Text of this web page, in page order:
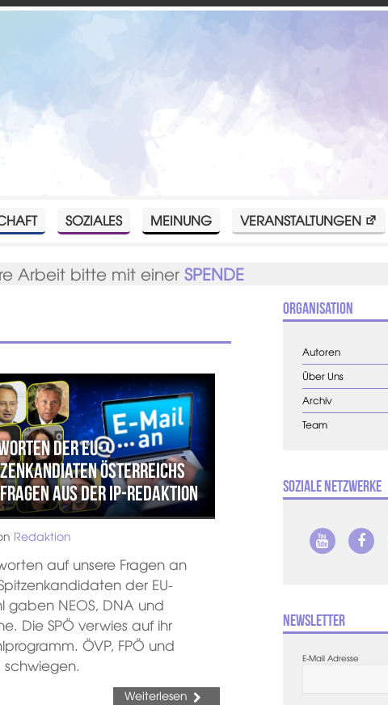
SOZIALES MEINUNG VERANSTALTUNGEN
Arbeit bitte mit einerSPENDE
der EU-
Österreichs
aus der IP-Redaktion
Redaktion
auf unsere Fragen an
der EU-
gaben NEOS, DNA und
Die SPÖ verwies auf ihr
ÖVP, FPÖ und
schwiegen.
Weiterlesen
Organisation
Autoren
Über Uns
Archiv
Team
Soziale Netzwerke
Newsletter
E-Mail Adresse